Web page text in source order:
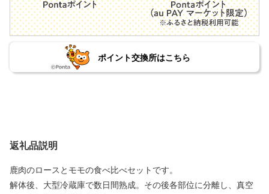
ポイント交換所はこちら
返礼品説明
鹿肉のロースとモモの食べ比べセットです。
解体後、大型冷蔵庫で数日間熟成。その後各部位に分離し、真空